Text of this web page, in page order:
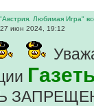
Любимая Игра"
27 июн 2024, 19:12